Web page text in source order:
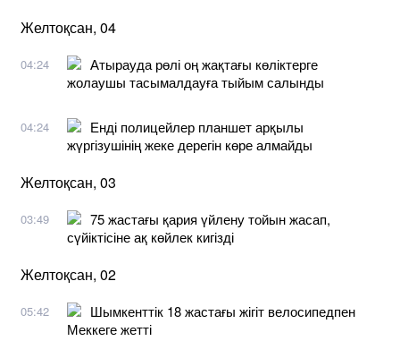
Желтоқсан, 04
04:24
Атырауда рөлі оң жақтағы көліктерге
жолаушы тасымалдауға тыйым салынды
04:24
Енді полицейлер планшет арқылы
жүргізушінің жеке дерегін көре алмайды
Желтоқсан, 03
03:49
75 жастағы қария үйлену тойын жасап,
сүйіктісіне ақ көйлек кигізді
Желтоқсан, 02
05:42
Шымкенттік 18 жастағы жігіт велосипедпен
Меккеге жетті